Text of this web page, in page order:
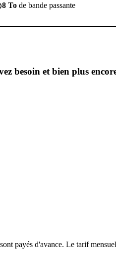
8 To de bande passante
besoin et bien plus
payés d'avance. Le tarif